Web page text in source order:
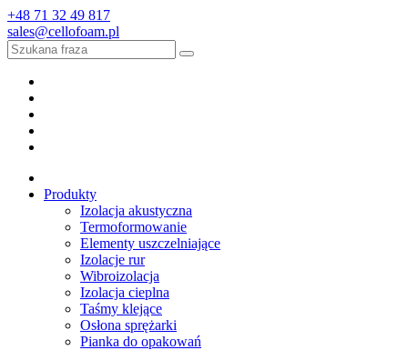
+48 71 32 49 817
sales@cellofoam.pl
Produkty
Izolacja akustyczna
Termoformowanie
Elementy uszczelniające
Izolacje rur
Wibroizolacja
Izolacja cieplna
Taśmy klejące
Osłona sprężarki
Pianka do opakowań